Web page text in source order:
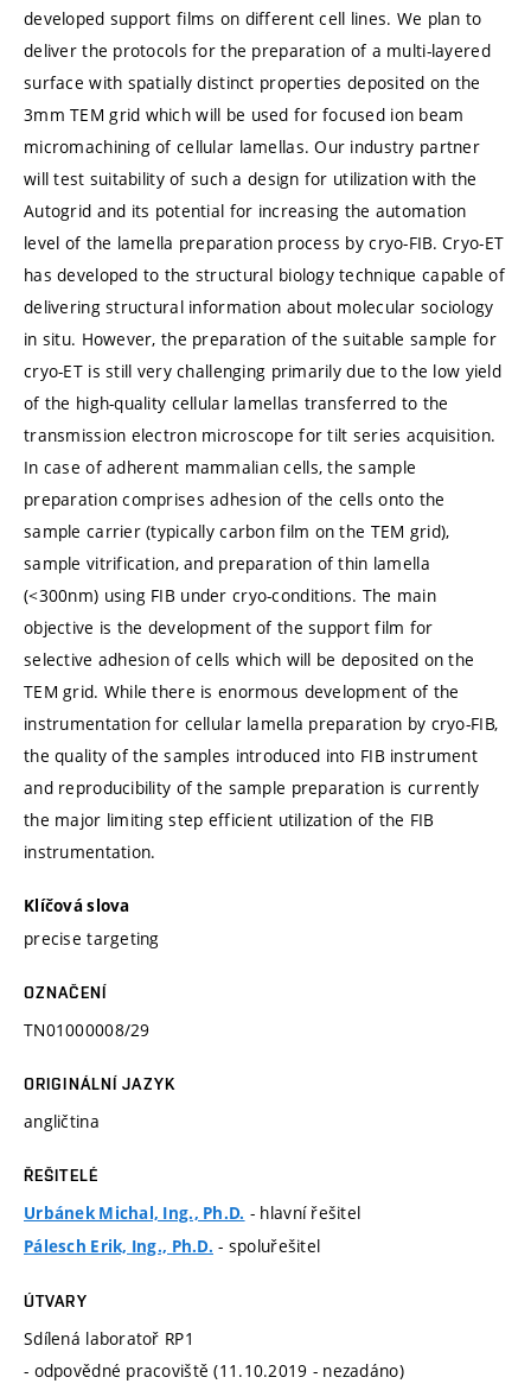
developed support films on different cell lines. We plan to
deliver the protocols for the preparation of a multi-layered
surface with spatially distinct properties deposited on the
3mm TEM grid which will be used for focused ion beam
micromachining of cellular lamellas. Our industry partner
will test suitability of such a design for utilization with the
Autogrid and its potential for increasing the automation
level of the lamella preparation process by cryo-FIB. Cryo-ET
has developed to the structural biology technique capable of
delivering structural information about molecular sociology
in situ. However, the preparation of the suitable sample for
cryo-ET is still very challenging primarily due to the low yield
of the high-quality cellular lamellas transferred to the
transmission electron microscope for tilt series acquisition.
In case of adherent mammalian cells, the sample
preparation comprises adhesion of the cells onto the
sample carrier (typically carbon film on the TEM grid),
sample vitrification, and preparation of thin lamella
(<300nm) using FIB under cryo-conditions. The main
objective is the development of the support film for
selective adhesion of cells which will be deposited on the
TEM grid. While there is enormous development of the
instrumentation for cellular lamella preparation by cryo-FIB,
the quality of the samples introduced into FIB instrument
and reproducibility of the sample preparation is currently
the major limiting step efficient utilization of the FIB
instrumentation.
Klíčová slova
precise targeting
OZNAČENÍ
TN01000008/29
ORIGINÁLNÍ JAZYK
angličtina
ŘEŠITELÉ
Urbánek Michal, Ing., Ph.D. - hlavní řešitel
Pálesch Erik, Ing., Ph.D. - spoluřešitel
ÚTVARY
Sdílená laboratoř RP1
- odpovědné pracoviště (11.10.2019 - nezadáno)